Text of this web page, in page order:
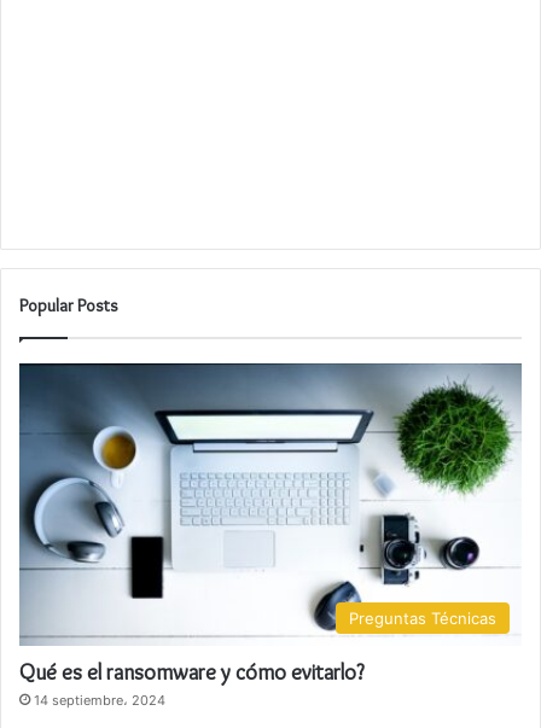
Popular Posts
Preguntas Técnicas
Qué es el ransomware y cómo evitarlo?
14 septiembre، 2024